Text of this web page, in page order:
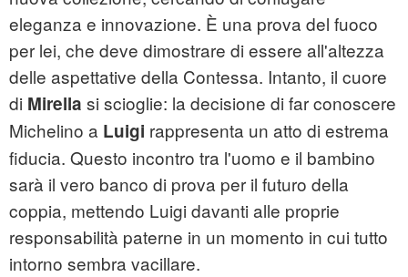
eleganza e innovazione. È una prova del fuoco
per lei, che deve dimostrare di essere all'altezza
delle aspettative della Contessa. Intanto, il cuore
di Mirella si scioglie: la decisione di far conoscere
Michelino a Luigi rappresenta un atto di estrema
fiducia. Questo incontro tra l'uomo e il bambino
sarà il vero banco di prova per il futuro della
coppia, mettendo Luigi davanti alle proprie
responsabilità paterne in un momento in cui tutto
intorno sembra vacillare.